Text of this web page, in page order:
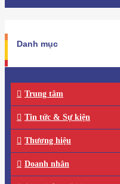
Danh mục
Trung tâm
Tin tức & Sự kiện
Thương hiệu
Doanh nhân